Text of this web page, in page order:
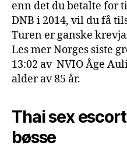
enn det du betalte for
DNB i 2014, vil du få
Turen er ganske
Les mer Norges siste
13:02 av ‎ NVIO Åge
alder av 85 år.
Thai sex
bøsse